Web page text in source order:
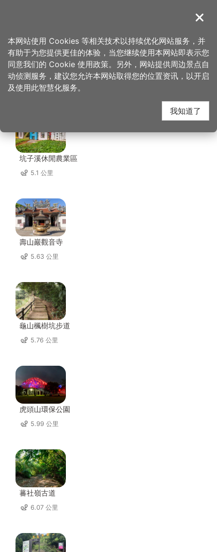
導覽
首页 > 想去的地方 > 住宿 > 悦徕舘
悦徕舘 周边景点
坑子溪休閒農業區
5.1 公里
壽山巖觀音寺
5.63 公里
龜山楓樹坑步道
5.76 公里
虎頭山環保公園
5.99 公里
蕃社嶺古道
6.07 公里
关闭
本网站使用 Cookies 等相关技术以持续优化网站服务，并
有助于为您提供更佳的体验，当您继续使用本网站即表示您
同意我们的 Cookie 使用政策。另外，网站提供周边景点自
动侦测服务，建议您允许本网站取得您的位置资讯，以开启
及使用此智慧化服务。
我知道了